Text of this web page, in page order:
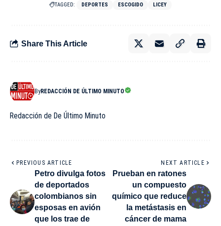
TAGGED: DEPORTES ESCOGIDO LICEY
Share This Article
ByREDACCIÓN DE ÚLTIMO MINUTO
Redacción de De Último Minuto
PREVIOUS ARTICLE
Petro divulga fotos
de deportados
colombianos sin
esposas en avión
que los trae de
NEXT ARTICLE
Prueban en ratones
un compuesto
químico que reduce
la metástasis en
cáncer de mama